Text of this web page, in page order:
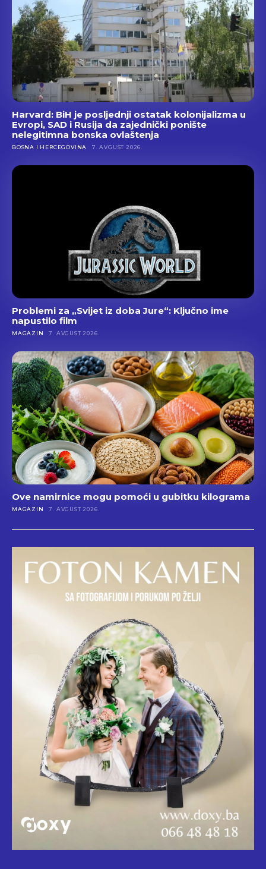
Harvard: BiH je posljednji ostatak kolonijalizma u
Evropi, SAD i Rusija da zajednički ponište
nelegitimna bonska ovlaštenja
BOSNA I HERCEGOVINA 7. AVGUST 2026.
Problemi za „Svijet iz doba Jure“: Ključno ime
napustilo film
MAGAZIN 7. AVGUST 2026.
Ove namirnice mogu pomoći u gubitku kilograma
MAGAZIN 7. AVGUST 2026.